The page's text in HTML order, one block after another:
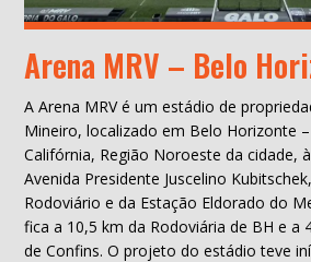
Arena MRV – Belo
A Arena MRV é um estádio de
Mineiro, localizado em Belo Horizonte
Califórnia, Região Noroeste da cidade,
Avenida Presidente Juscelino
Rodoviário e da Estação Eldorado do
fica a 10,5 km da Rodoviária de BH e a
de Confins. O projeto do estádio teve